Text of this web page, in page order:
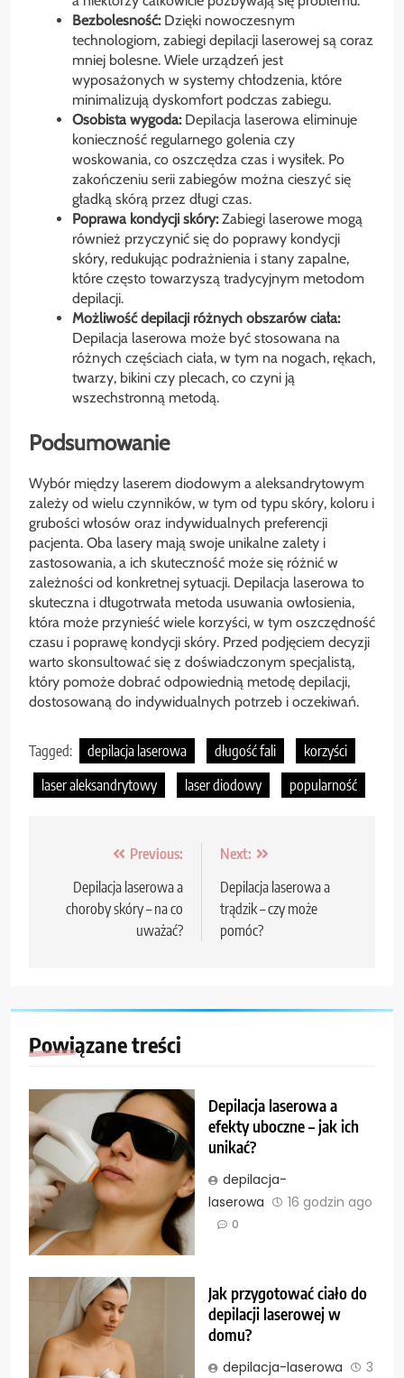
Bezbolesność:Dzięki nowoczesnym
technologiom, zabiegi depilacji laserowej są coraz
mniej bolesne. Wiele urządzeń jest
wyposażonych w systemy chłodzenia, które
minimalizują dyskomfort podczas zabiegu.
Osobista wygoda:Depilacja laserowa eliminuje
konieczność regularnego golenia czy
woskowania, co oszczędza czas i wysiłek. Po
zakończeniu serii zabiegów można cieszyć się
gładką skórą przez długi czas.
Poprawa kondycji skóry:Zabiegi laserowe mogą
również przyczynić się do poprawy kondycji
skóry, redukując podrażnienia i stany zapalne,
które często towarzyszą tradycyjnym metodom
depilacji.
Możliwość depilacji różnych obszarów ciała:
Depilacja laserowa może być stosowana na
różnych częściach ciała, w tym na nogach, rękach,
twarzy, bikini czy plecach, co czyni ją
wszechstronną metodą.
Podsumowanie
Wybór między laserem diodowym a aleksandrytowym
zależy od wielu czynników, w tym od typu skóry, koloru i
grubości włosów oraz indywidualnych preferencji
pacjenta. Oba lasery mają swoje unikalne zalety i
zastosowania, a ich skuteczność może się różnić w
zależności od konkretnej sytuacji. Depilacja laserowa to
skuteczna i długotrwała metoda usuwania owłosienia,
która może przynieść wiele korzyści, w tym oszczędność
czasu i poprawę kondycji skóry. Przed podjęciem decyzji
warto skonsultować się z doświadczonym specjalistą,
który pomoże dobrać odpowiednią metodę depilacji,
dostosowaną do indywidualnych potrzeb i oczekiwań.
Tagged: depilacja laserowa długość fali
korzyści
laser aleksandrytowy
laser diodowy popularność
Nawigacja
wpisu
Previous:
Depilacja laserowa a
choroby skóry – na co
uważać?
Next:
Depilacja laserowa a
trądzik – czy może
pomóc?
Powiązane treści
Depilacja laserowa a
efekty uboczne – jak ich
unikać?
depilacja-
laserowa
16 godzin ago
0
Jak przygotować ciało do
depilacji laserowej w
domu?
depilacja-laserowa
3